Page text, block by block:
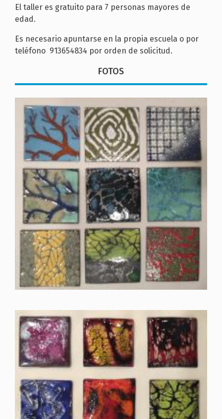
El taller es gratuito para 7 personas mayores de
edad.
Es necesario apuntarse en la propia escuela o por
teléfono 913654834 por orden de solicitud.
FOTOS